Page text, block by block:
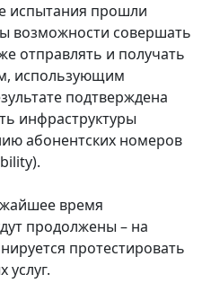
испытания прошли
возможности совершать
отправлять и получать
использующим
подтверждена
инфраструктуры
абонентских номеров
время
продолжены – на
протестировать
услуг.